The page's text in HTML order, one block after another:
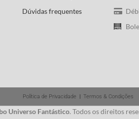
Dúvidas frequentes
Política de Privacidade | Termos & Condições
Universo Fantástico. Todos os direitos